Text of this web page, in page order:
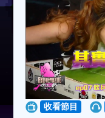
收看節目